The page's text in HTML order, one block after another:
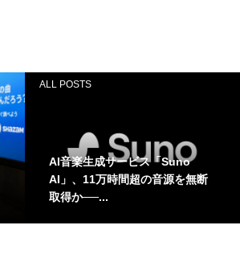
ALL POSTS
AI音楽生成サービス「Suno
AI」、11万時間超の音源を無断
取得か──...